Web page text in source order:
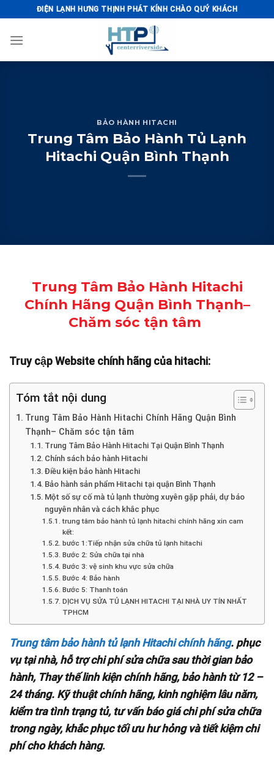
to
content
ĐIỆN LẠNH HƯNG THỊNH PHÁT KÍNH CHÀO QUÝ KHÁCH
BẢO HÀNH HITACHI
Trung Tâm Bảo Hành Tủ Lạnh
Hitachi Quận Bình Thạnh
Trung Tâm Bảo Hành Hitachi
Chính Hãng Quận Bình Thạnh–
Chăm sóc tận tâm
Truy cập Website chính hãng của hitachi:
Tóm tắt nội dung
Trung Tâm Bảo Hành Hitachi Chính Hãng Quận Bình
Thạnh– Chăm sóc tận tâm
Trung Tâm Bảo Hành Hitachi Tại Quận Bình Thạnh
Chính sách bảo hành Hitachi
Điều kiện bảo hành Hitachi
Bảo hành sản phẩm Hitachi tại quận Bình Thạnh
Một số sự cố mà tủ lạnh thường xuyên gặp phải, dự báo
nguyên nhân và cách khắc phục
trung tâm bảo hành tủ lạnh hitachi chính hãng xin cam
kết:
bước 1:Tiếp nhận sửa chữa tủ lạnh hitachi
Bước 2: Sửa chữa tại nhà
Bước 3: vệ sinh khu vực sửa chữa
Bước 4: Bảo hành
Bước 5: Thanh toán
DỊCH VỤ SỬA TỦ LẠNH HITACHI TẠI NHÀ UY TÍN NHẤT
TPHCM
Trung tâm bảo hành tủ lạnh Hitachi chính hãng. phục
vụ tại nhà, hỗ trợ chi phí sửa chữa sau thời gian bảo
hành, Thay thế linh kiện chính hãng, bảo hành từ 12 –
24 tháng. Kỹ thuật chính hãng, kinh nghiệm lâu năm,
kiểm tra tình trạng tủ, tư vấn báo giá chi phí sửa chữa
trong ngày, khắc phục tối ưu hư hỏng và tiết kiệm chi
phí cho khách hàng.